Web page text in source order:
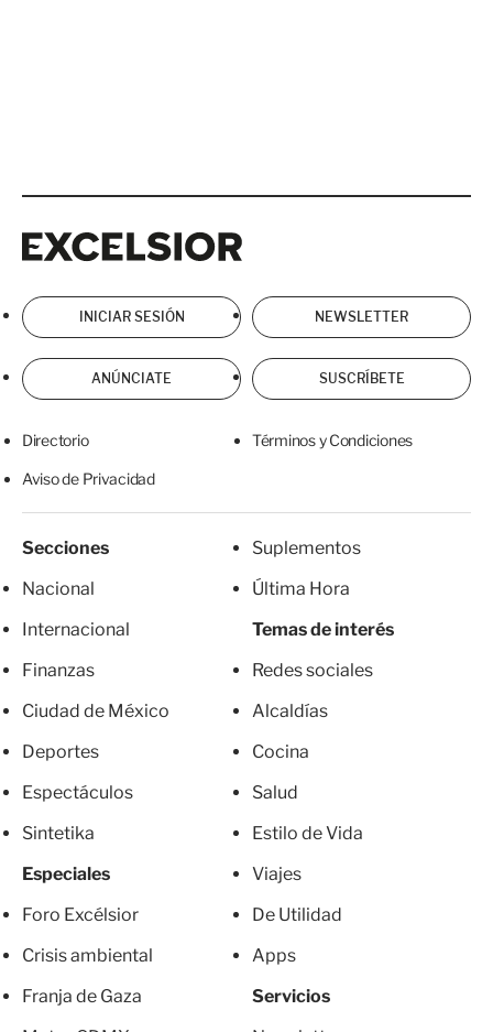
INICIAR SESIÓN NEWSLETTER
ANÚNCIATE SUSCRÍBETE
Directorio Términos y Condiciones
Aviso de Privacidad
Secciones
Nacional
Internacional
Finanzas
Ciudad de México
Deportes
Espectáculos
Sintetika
Especiales
Foro Excélsior
Crisis ambiental
Franja de Gaza
Suplementos
Última Hora
Temas de interés
Redes sociales
Alcaldías
Cocina
Salud
Estilo de Vida
Viajes
De Utilidad
Apps
Servicios